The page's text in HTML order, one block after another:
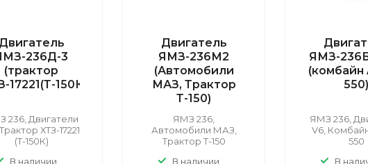
Двигатель
236Д-3
(трактор
17221(Т-150К)
236, Двигатели
ХТЗ-17221
(Т-150К)
В наличии
Двигатель
ЯМЗ-236М2
(Автомобили
МАЗ, Трактор
Т-150)
ЯМЗ 236,
Автомобили МАЗ,
Трактор Т-150
В наличии
ЯМЗ-
(комбайн
550)
ЯМЗ 236,
V6,
550
В